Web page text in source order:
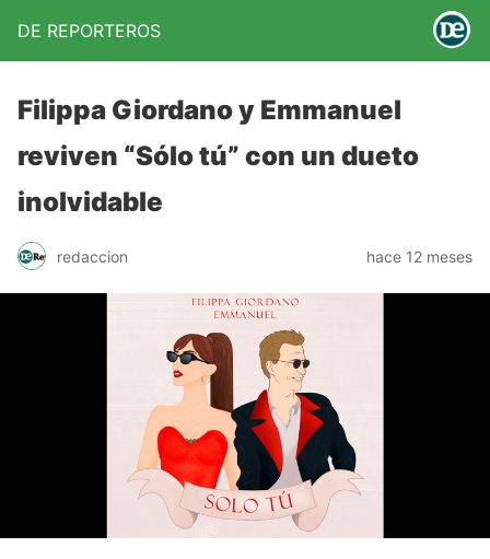
DE REPORTEROS
Filippa Giordano y Emmanuel
reviven “Sólo tú” con un dueto
inolvidable
redaccion hace 12 meses